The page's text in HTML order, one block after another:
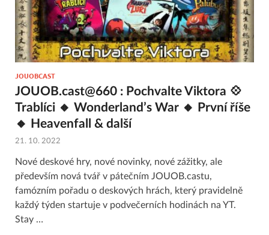
JOUOBCAST
JOUOB.cast@660 : Pochvalte Viktora 💠
Trablíci 🔸 Wonderland’s War 🔸 První říše
🔸 Heavenfall & další
21. 10. 2022
Nové deskové hry, nové novinky, nové zážitky, ale
především nová tvář v pátečním JOUOB.castu,
famózním pořadu o deskových hrách, který pravidelně
každý týden startuje v podvečerních hodinách na YT.
Stay …